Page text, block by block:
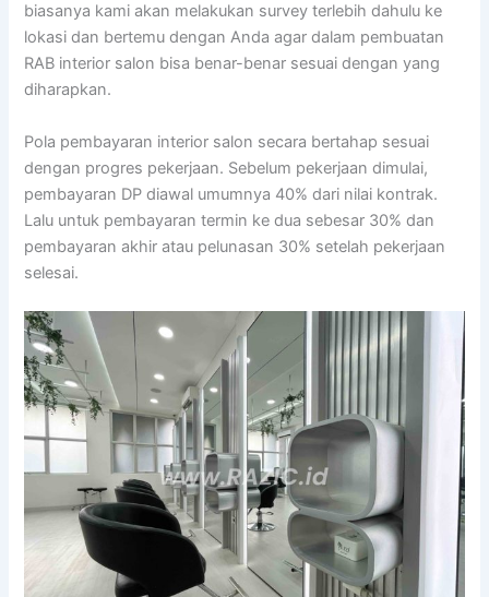
biasanya kami akan melakukan survey terlebih dahulu ke
lokasi dan bertemu dengan Anda agar dalam pembuatan
RAB interior salon bisa benar-benar sesuai dengan yang
diharapkan.
Pola pembayaran interior salon secara bertahap sesuai
dengan progres pekerjaan. Sebelum pekerjaan dimulai,
pembayaran DP diawal umumnya 40% dari nilai kontrak.
Lalu untuk pembayaran termin ke dua sebesar 30% dan
pembayaran akhir atau pelunasan 30% setelah pekerjaan
selesai.